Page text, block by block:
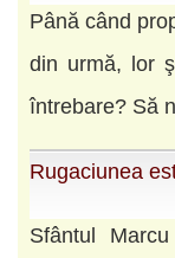
Până când
din urmă, lor
întrebare? Să
Rugaciunea
Sfântul